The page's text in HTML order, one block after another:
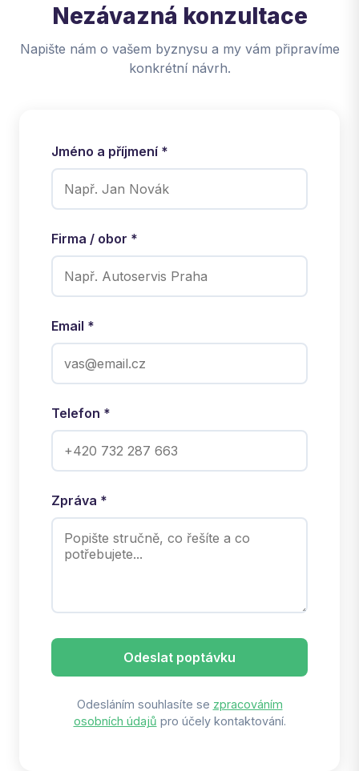
Nezávazná konzultace
Napište nám o vašem byznysu a my vám připravíme
konkrétní návrh.
Jméno a příjmení *
Firma / obor *
Email *
Telefon *
Zpráva *
Odeslat poptávku
Odesláním souhlasíte se zpracováním
osobních údajů pro účely kontaktování.